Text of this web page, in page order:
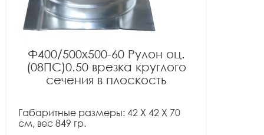
Ф400/500x500-60 Рулон оц.
(08ПС)0.50 врезка круглого
сечения в плоскость
Габаритные размеры: 42 X 42 X 70
см, вес 849 гр.